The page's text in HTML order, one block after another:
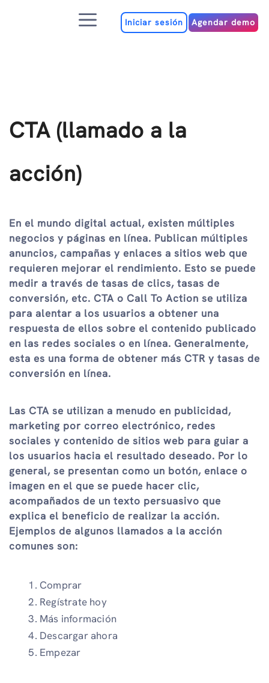
MenúIniciar sesión Agendar demo
CTA (llamado a la
acción)
En el mundo digital actual, existen múltiples
negocios y páginas en línea. Publican múltiples
anuncios, campañas y enlaces a sitios web que
requieren mejorar el rendimiento. Esto se puede
medir a través de tasas de clics, tasas de
conversión, etc. CTA o Call To Action se utiliza
para alentar a los usuarios a obtener una
respuesta de ellos sobre el contenido publicado
en las redes sociales o en línea. Generalmente,
esta es una forma de obtener más CTR y tasas de
conversión en línea.
Las CTA se utilizan a menudo en publicidad,
marketing por correo electrónico, redes
sociales y contenido de sitios web para guiar a
los usuarios hacia el resultado deseado. Por lo
general, se presentan como un botón, enlace o
imagen en el que se puede hacer clic,
acompañados de un texto persuasivo que
explica el beneficio de realizar la acción.
Ejemplos de algunos llamados a la acción
comunes son:
Comprar
Regístrate hoy
Más información
Descargar ahora
Empezar